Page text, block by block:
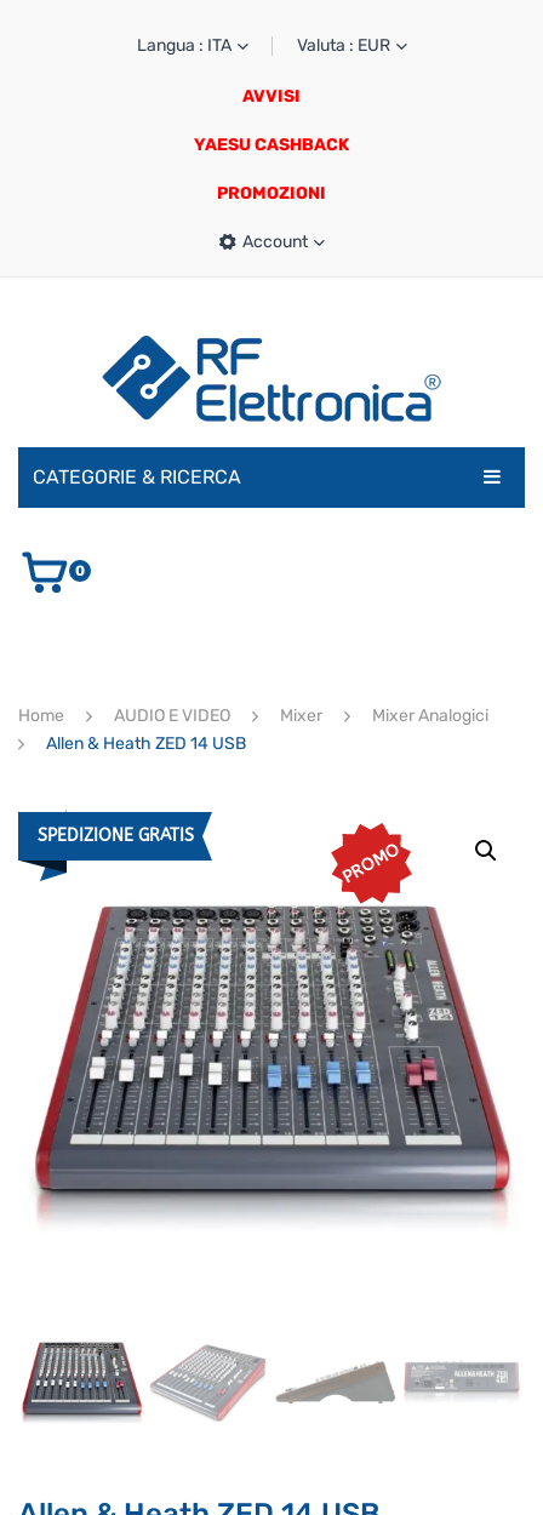
Langua : ITA Valuta : EUR
AVVISI
YAESU CASHBACK
PROMOZIONI
Account
CATEGORIE & RICERCA
AUDIO E VIDEO
ULTIMI ARRIVI
0
Home AUDIO E VIDEO Mixer
Mixer Analogici
Allen & Heath ZED 14 USB
SPEDIZIONE GRATIS
PROMO
Puoi chiedermi informazioni generali o specifiche su certi
prodotti.
Per ottenere dettagli su un determinato prodotto
assicurati di indicarne il nome completo